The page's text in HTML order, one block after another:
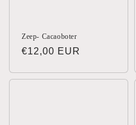
Zeep- Cacaoboter
Normale
€12,00 EUR